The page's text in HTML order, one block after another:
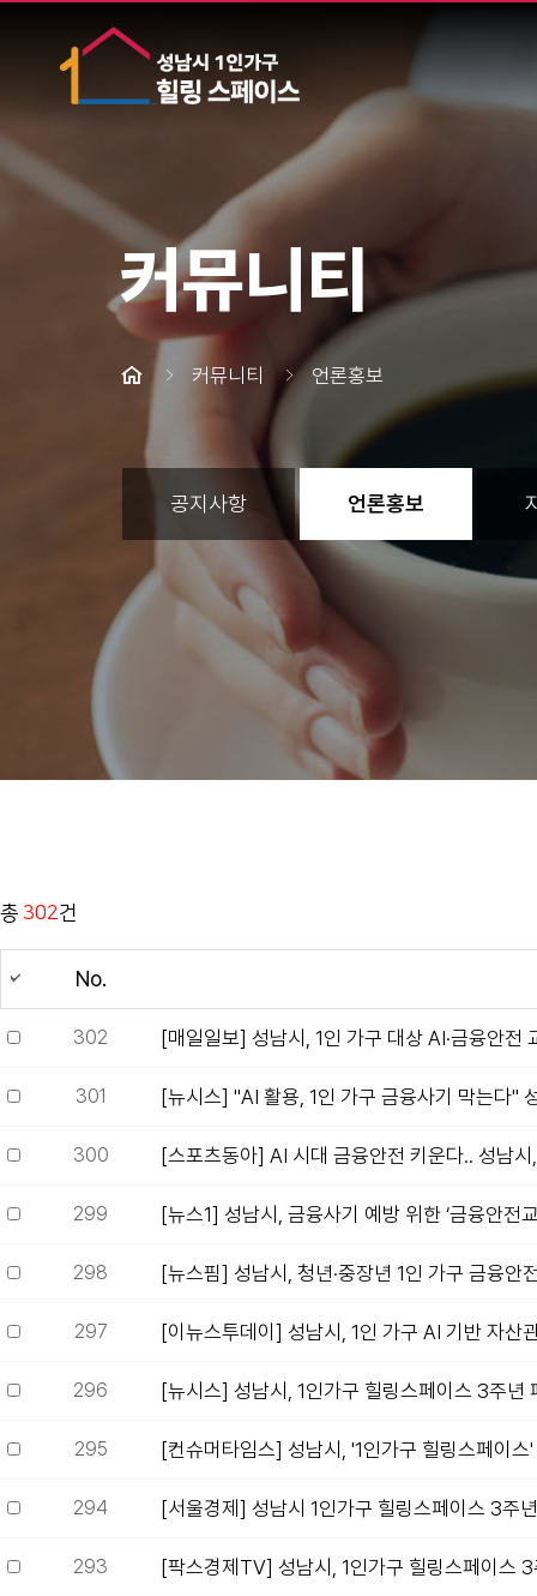
커뮤니티
커뮤니티 언론홍보
공지사항 언론홍보
총 302건
No.
302 [매일일보] 성남시, 1인 가구 대상 AI·금융안전
301 [뉴시스] "AI 활용, 1인 가구 금융사기 막는다"
300 [스포츠동아] AI 시대 금융안전 키운다.. 성남시
299 [뉴스1] 성남시, 금융사기 예방 위한 ‘금융안전
298 [뉴스핌] 성남시, 청년·중장년 1인 가구 금융안
297 [이뉴스투데이] 성남시, 1인 가구 AI 기반 자산
296 [뉴시스] 성남시, 1인가구 힐링스페이스 3주년
295 [컨슈머타임스] 성남시, '1인가구 힐링스페이
294 [서울경제] 성남시 1인가구 힐링스페이스 3주
293 [팍스경제TV] 성남시, 1인가구 힐링스페이스